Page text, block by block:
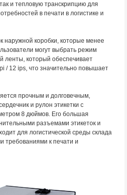
и тепловую транскрипцию для
в печати в логистике и
наружной коробки, которые менее
могут выбрать режим
ленты, который обеспечивает
/ 12 ips, что значительно повышает
прочным и долговечным,
и рулон этикетки с
8 дюймов. Его большая
разъемами этикеток и
для логистической среды склада
требованиями к печати и